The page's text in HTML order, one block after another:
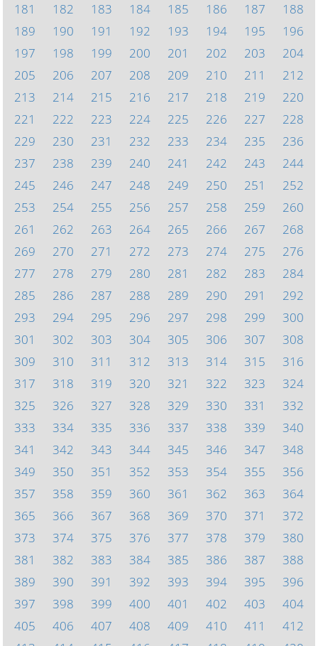
181
182 183 184 185 186 187
188
189
190 191 192 193 194 195
196
197
198 199 200 201 202 203
204
205
206 207 208 209 210 211
212
213
214 215 216 217 218 219
220
221
222 223 224 225 226 227
228
229
230 231 232 233 234 235
236
237
238 239 240 241 242 243
244
245
246 247 248 249 250 251
252
253
254 255 256 257 258 259
260
261
262 263 264 265 266 267
268
269
270 271 272 273 274 275
276
277
278 279 280 281 282 283
284
285
286 287 288 289 290 291
292
293
294 295 296 297 298 299
300
301
302 303 304 305 306 307
308
309
310 311 312 313 314 315
316
317
318 319 320 321 322 323
324
325
326 327 328 329 330 331
332
333
334 335 336 337 338 339
340
341
342 343 344 345 346 347
348
349
350 351 352 353 354 355
356
357
358 359 360 361 362 363
364
365
366 367 368 369 370 371
372
373
374 375 376 377 378 379
380
381
382 383 384 385 386 387
388
389
390 391 392 393 394 395
396
397
398 399 400 401 402 403
404
405
406 407 408 409 410 411
412